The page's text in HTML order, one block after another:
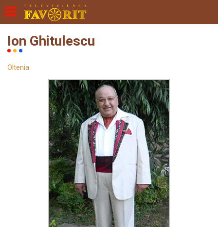
Ion Ghitulescu
Oltenia